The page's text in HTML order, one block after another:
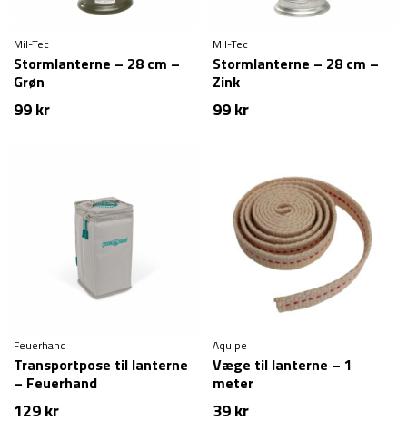
Mil-Tec
Stormlanterne – 28 cm –
Grøn
99kr
Mil-Tec
Stormlanterne – 28 cm –
Zink
99kr
Feuerhand
Transportpose til lanterne
– Feuerhand
129kr
Aquipe
Væge til lanterne – 1
meter
39kr